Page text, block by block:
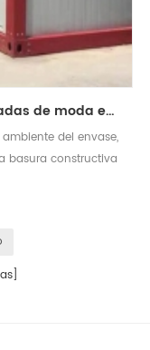
casas de contenedores desacopladas de moda ecológica
del envase,
basura constructiva